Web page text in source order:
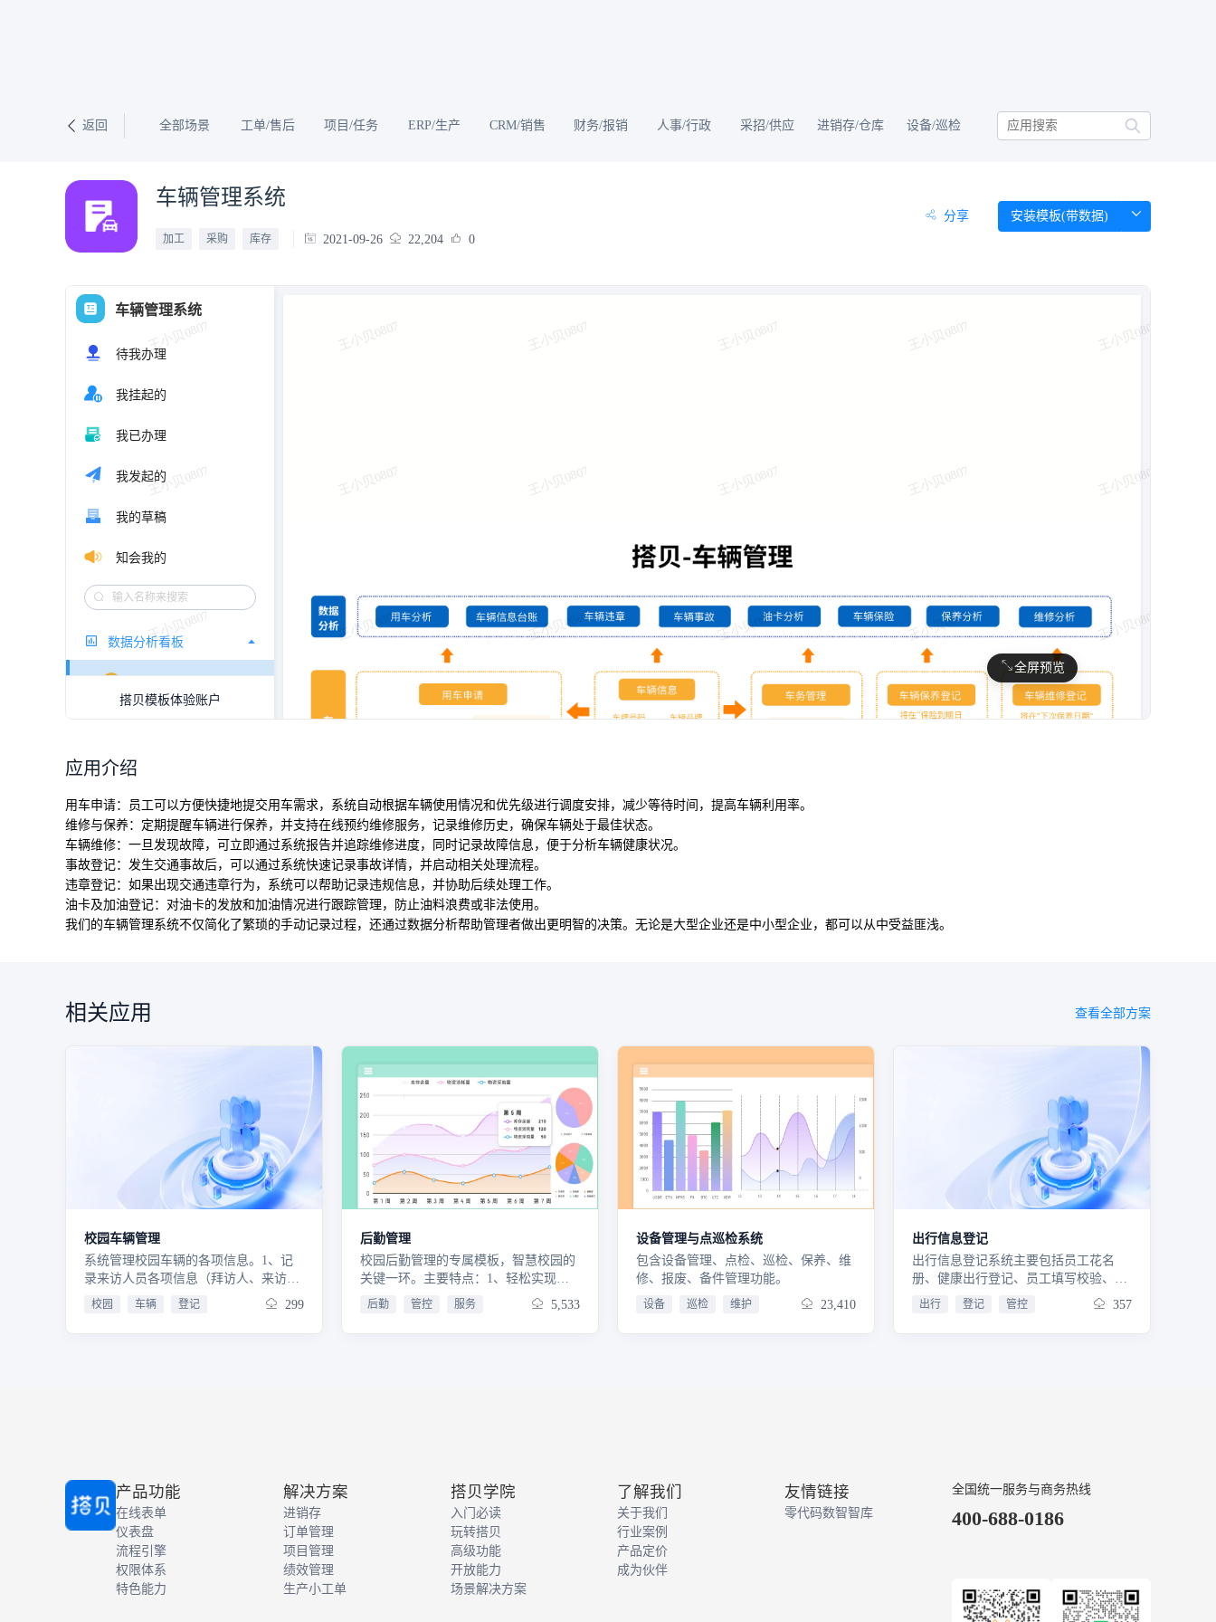
返回 全部场景 工单/售后 项目/任务 ERP/生产 CRM/销售 财务/报销 人事/行政 采招/供应 进销存/仓库 设备/巡检
车辆管理系统
加工 采购 库存 2021-09-26 22,204 0
分享 安装模板(带数据)
全屏预览
应用介绍
用车申请：员工可以方便快捷地提交用车需求，系统自动根据车辆使用情况和优先级进行调度安排，减少等待时间，提高车辆利用率。
维修与保养：定期提醒车辆进行保养，并支持在线预约维修服务，记录维修历史，确保车辆处于最佳状态。
车辆维修：一旦发现故障，可立即通过系统报告并追踪维修进度，同时记录故障信息，便于分析车辆健康状况。
事故登记：发生交通事故后，可以通过系统快速记录事故详情，并启动相关处理流程。
违章登记：如果出现交通违章行为，系统可以帮助记录违规信息，并协助后续处理工作。
油卡及加油登记：对油卡的发放和加油情况进行跟踪管理，防止油料浪费或非法使用。
我们的车辆管理系统不仅简化了繁琐的手动记录过程，还通过数据分析帮助管理者做出更明智的决策。无论是大型企业还是中小型企业，都可以从中受益匪浅。
相关应用 查看全部方案
校园车辆管理
系统管理校园车辆的各项信息。1、记
录来访人员各项信息（拜访人、来访事
由、车辆信息）2、记录校车线路信息
校园 车辆 登记 299
后勤管理
校园后勤管理的专属模板，智慧校园的
关键一环。主要特点：1、轻松实现一
站式线上后勤管理，效率大幅度提高
后勤 管控 服务 5,533
设备管理与点巡检系统
包含设备管理、点检、巡检、保养、维
修、报废、备件管理功能。
设备 巡检 维护 23,410
出行信息登记
出行信息登记系统主要包括员工花名
册、健康出行登记、员工填写校验、消
息提醒及员工健康信息统计分析
出行 登记 管控 357
产品功能
在线表单
仪表盘
流程引擎
权限体系
特色能力
解决方案
进销存
订单管理
项目管理
绩效管理
生产小工单
搭贝学院
入门必读
玩转搭贝
高级功能
开放能力
场景解决方案
了解我们
关于我们
行业案例
产品定价
成为伙伴
友情链接
零代码数智智库
全国统一服务与商务热线
400-688-0186